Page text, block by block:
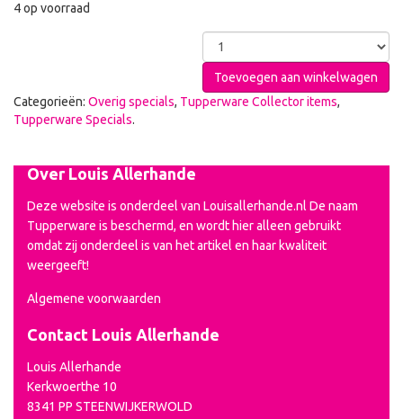
4 op voorraad
Toevoegen aan winkelwagen
Categorieën: Overig specials, Tupperware Collector items,
Tupperware Specials.
Over Louis Allerhande
Deze website is onderdeel van Louisallerhande.nl De naam
Tupperware is beschermd, en wordt hier alleen gebruikt
omdat zij onderdeel is van het artikel en haar kwaliteit
weergeeft!
Algemene voorwaarden
Contact Louis Allerhande
Louis Allerhande
Kerkwoerthe 10
8341 PP STEENWIJKERWOLD